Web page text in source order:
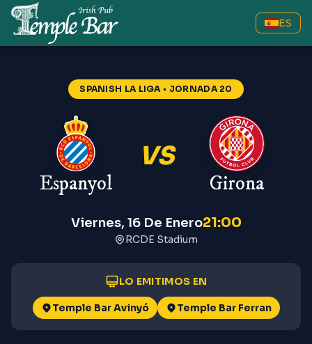
ES
SPANISH LA LIGA • JORNADA 20
Espanyol
VS
Girona
Viernes, 16 De Enero21:00
RCDE Stadium
LO EMITIMOS EN
Temple Bar Avinyó Temple Bar Ferran